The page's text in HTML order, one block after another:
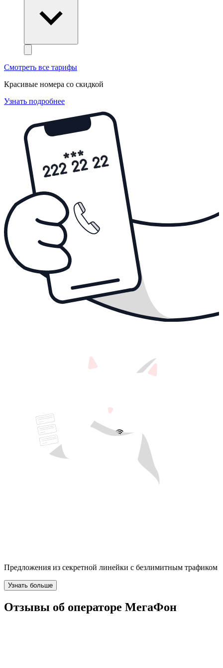
Смотреть все тарифы
Красивые номера со скидкой
Узнать подробнее
Предложения из секретной линейки с безлимитным трафиком
Узнать больше
Отзывы об операторе МегаФон